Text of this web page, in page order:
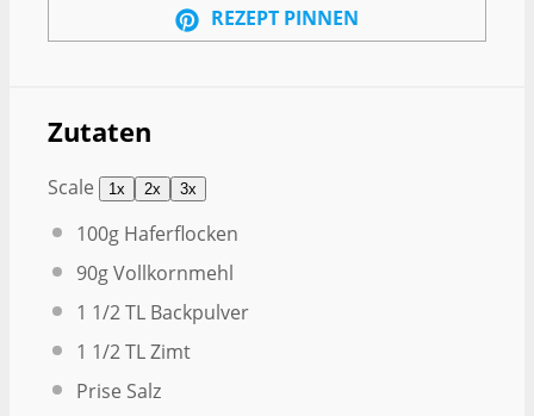
REZEPT PINNEN
Zutaten
Scale 1x 2x 3x
100g Haferflocken
90gVollkornmehl
1 1/2TL Backpulver
1 1/2TL Zimt
Prise Salz